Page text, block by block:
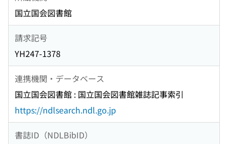
国立国会図書館
請求記号
YH247-1378
連携機関・データベース
国立国会図書館 : 国立国会図書館雑誌記事索引
https://ndlsearch.ndl.go.jp
書誌ID（NDLBibID）